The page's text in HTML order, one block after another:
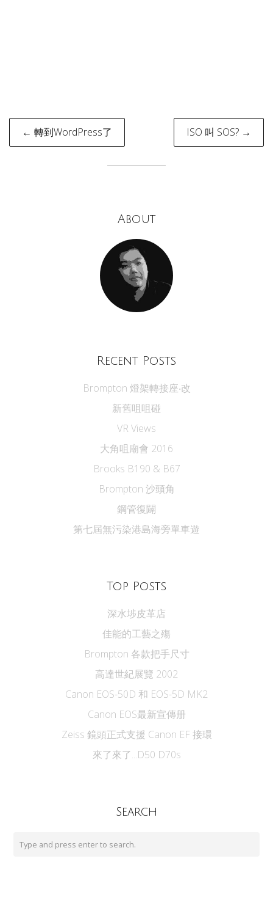
Post
navigation
← 轉到WordPress了 ISO 叫 SOS? →
About
Recent Posts
Brompton 燈架轉接座‧改
新舊咀咀碰
VR Views
大角咀廟會 2016
Brooks B190 & B67
Brompton 沙頭角
鋼管復闢
第七屆無污染港島海旁單車遊
Top Posts
深水埗皮革店
佳能的工藝之殤
Brompton 各款把手尺寸
高達世紀展覽 2002
Canon EOS-50D 和 EOS-5D MK2
Canon EOS最新宣傳册
Zeiss 鏡頭正式支援 Canon EF 接環
來了來了...D50 D70s
Search